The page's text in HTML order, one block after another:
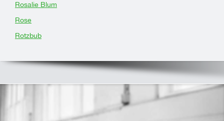
Rosalie Blum
Rose
Rotzbub